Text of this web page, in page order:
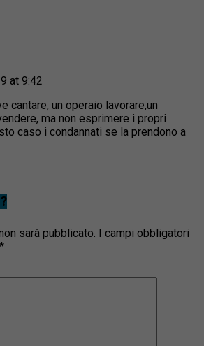
at 9:42
cantare, un operaio lavorare,un
ma non esprimere i propri
caso i condannati se la prendono a
sarà pubblicato. I campi obbligatori
*